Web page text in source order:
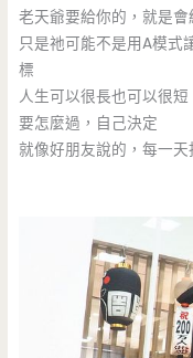
老天爺要給你的，就是會
只是祂可能不是用A模式
標
人生可以很長也可以很
要怎麼過，自己決定
就像好朋友說的，每一